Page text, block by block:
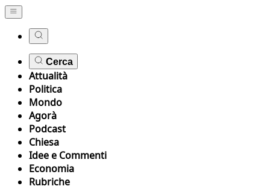
Cerca
Attualità
Politica
Mondo
Agorà
Podcast
Chiesa
Idee e Commenti
Economia
Rubriche